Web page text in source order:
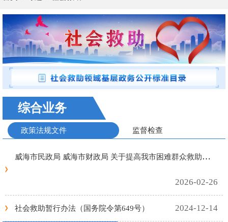
综合业务
政策法规文件 监督检查
威海市民政局 威海市财政局 关于提高我市困难群众救助保障标准的通知
2026-02-26
社会救助暂行办法（国务院令第649号） 2024-12-14